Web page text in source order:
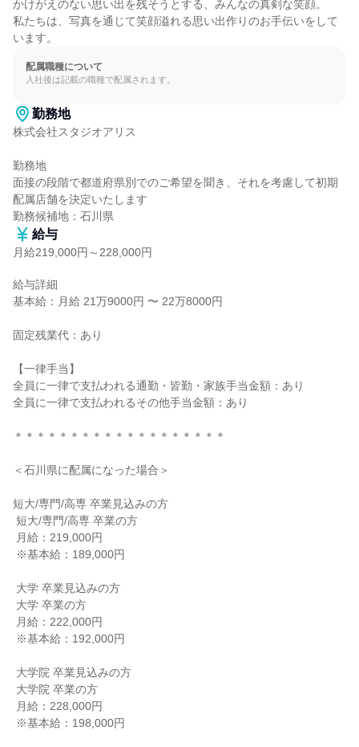
かけがえのない思い出を残そうとする、みんなの真剣な笑顔。
私たちは、写真を通じて笑顔溢れる思い出作りのお手伝いをして
います。
配属職種について
入社後は記載の職種で配属されます。
勤務地
株式会社スタジオアリス
勤務地
面接の段階で都道府県別でのご希望を聞き、それを考慮して初期
配属店舗を決定いたします
勤務候補地：石川県
給与
月給219,000円～228,000円
給与詳細
基本給：月給 21万9000円 〜 22万8000円
固定残業代：あり
【一律手当】
全員に一律で支払われる通勤・皆勤・家族手当金額：あり
全員に一律で支払われるその他手当金額：あり
＊＊＊＊＊＊＊＊＊＊＊＊＊＊＊＊＊＊＊
＜石川県に配属になった場合＞
短大/専門/高専 卒業見込みの方